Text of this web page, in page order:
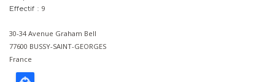
Effectif 9
30-34 Avenue Graham Bell
77600 BUSSY-SAINT-GEORGES
France